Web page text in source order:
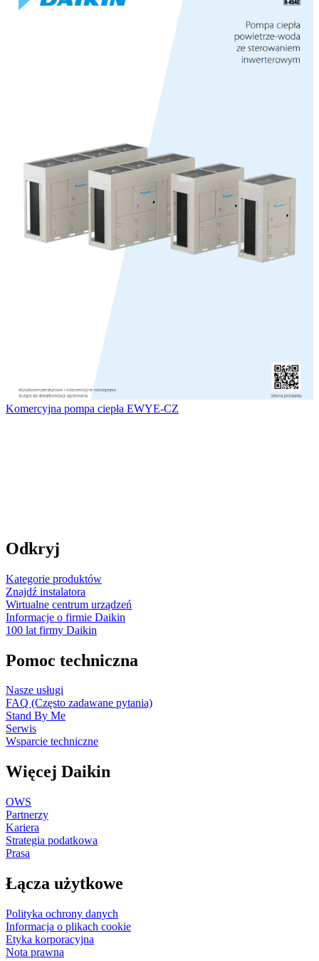
Komercyjna pompa ciepła EWYE-CZ
Odkryj
Kategorie produktów
Znajdź instalatora
Wirtualne centrum urządzeń
Informacje o firmie Daikin
100 lat firmy Daikin
Pomoc techniczna
Nasze usługi
FAQ (Często zadawane pytania)
Stand By Me
Serwis
Wsparcie techniczne
Więcej Daikin
OWS
Partnerzy
Kariera
Strategia podatkowa
Prasa
Łącza użytkowe
Polityka ochrony danych
Informacja o plikach cookie
Etyka korporacyjna
Nota prawna